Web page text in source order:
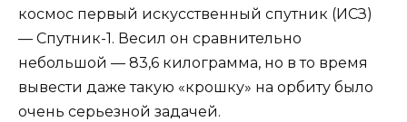
космос первый искусственный спутник (ИСЗ)
— Спутник-1. Весил он сравнительно
небольшой — 83,6 килограмма, но в то время
вывести даже такую ​​«крошку» на орбиту было
очень серьезной задачей.